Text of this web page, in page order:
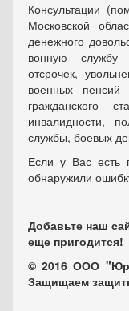
Консультации
Московской
денежного
вонную службу
отсрочек,
военных
гражданского
инвалидности,
службы, боевых
Если у Вас есть
обнаружили
Добавьте наш
еще пригодится!
© 2016 ООО
Защищаем